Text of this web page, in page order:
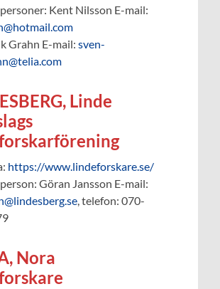
Kent Nilsson E-mail:
Grahn E-mail:sven-
Linde
https://www.lindeforskare.se/
Göran Jansson E-mail:
, telefon: 070-
Nora